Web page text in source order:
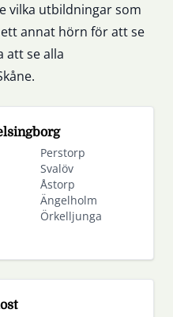
vilka utbildningar som
annat hörn för att se
att se alla
Perstorp
Svalöv
Åstorp
Ängelholm
Örkelljunga